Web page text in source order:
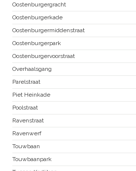
Oostenburgergracht
Oostenburgerkade
Oostenburgermiddenstraat
Oostenburgerpark
Oostenburgervoorstraat
Overhaalsgang
Parelstraat
Piet Heinkade
Poolstraat
Ravenstraat
Ravenwerf
Touwbaan
Touwbaanpark